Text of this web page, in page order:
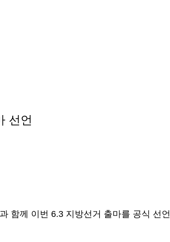
선언
함께 이번 6.3 지방선거 출마를 공식 선언